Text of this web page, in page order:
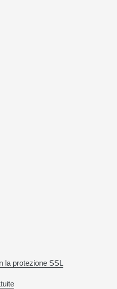
la protezione SSL